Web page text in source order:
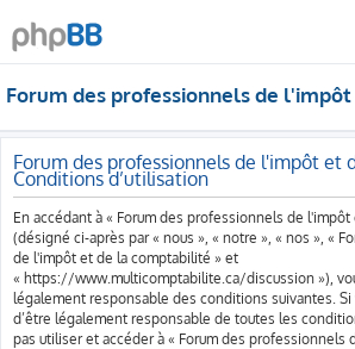
Forum des professionnels de
Forum des professionnels de l'impôt et
Conditions d’utilisation
En accédant à « Forum des professionnels de
(désigné ci-après par « nous », « notre », « nos », «
de l'impôt et de la comptabilité » et
« https://www.multicomptabilite.ca/discussion »),
légalement responsable des conditions suivantes. Si
d’être légalement responsable de toutes les
pas utiliser et accéder à « Forum des professionnels